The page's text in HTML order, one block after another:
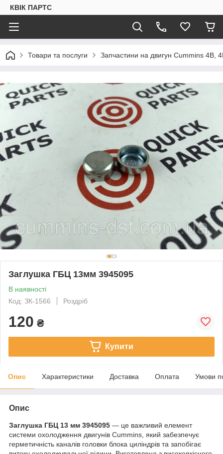
КВІК ПАРТС
Товари та послуги Запчастини на двигун Cummins 4B,
Заглушка ГБЦ 13мм 3945095
В наявності
Код: ЗК-1566
Роздріб
120 ₴
Купити
Опис Характеристики Доставка Оплата Умови
Опис
Заглушка ГБЦ 13 мм 3945095 — це важливий елемент
системи охолодження двигунів Cummins, який забезпечує
герметичність каналів головки блока циліндрів та запобігає